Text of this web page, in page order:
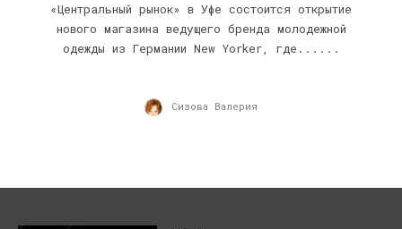
«Центральный рынок» в Уфе состоится открытие
нового магазина ведущего бренда молодежной
одежды из Германии New Yorker, где......
Сизова Валерия